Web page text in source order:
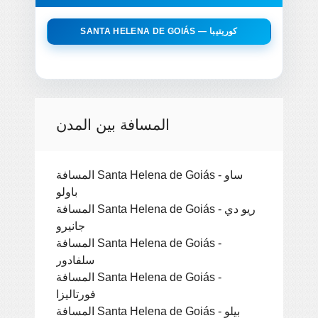
SANTA HELENA DE GOIÁS — كوريتيبا
المسافة بين المدن
المسافة Santa Helena de Goiás - ساو
باولو
المسافة Santa Helena de Goiás - ريو دي
جانيرو
المسافة Santa Helena de Goiás -
سلفادور
المسافة Santa Helena de Goiás -
فورتاليزا
المسافة Santa Helena de Goiás - بيلو